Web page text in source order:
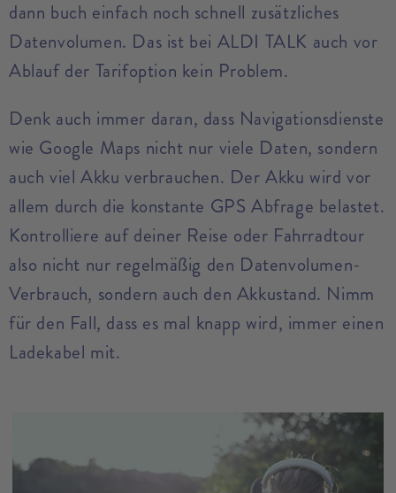
dann buch einfach noch schnell zusätzliches
Datenvolumen. Das ist bei ALDI TALK auch vor
Ablauf der Tarifoption kein Problem.
Denk auch immer daran, dass Navigationsdienste
wie Google Maps nicht nur viele Daten, sondern
auch viel Akku verbrauchen. Der Akku wird vor
allem durch die konstante GPS Abfrage belastet.
Kontrolliere auf deiner Reise oder Fahrradtour
also nicht nur regelmäßig den Datenvolumen-
Verbrauch, sondern auch den Akkustand. Nimm
für den Fall, dass es mal knapp wird, immer einen
Ladekabel mit.